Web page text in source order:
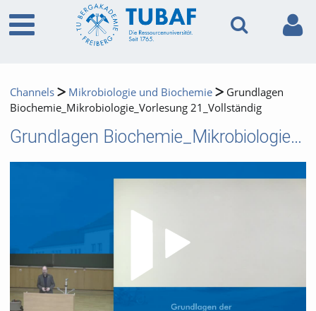
Channels Mikrobiologie und Biochemie
Grundlagen
Biochemie_Mikrobiologie_Vorlesung 21_Vollständig
Grundlagen Biochemie_Mikrobiologie_Vorlesung 21_Vollständig